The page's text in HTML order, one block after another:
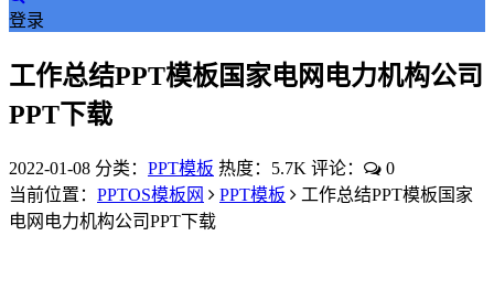
登录
工作总结PPT模板国家电网电力机构公司
PPT下载
2022-01-08 分类： PPT模板 热度：5.7K 评论：
0
当前位置： PPTOS模板网 PPT模板
工作总结PPT模板国家
电网电力机构公司PPT下载